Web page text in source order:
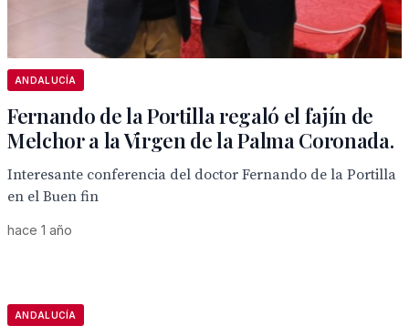
ANDALUCÍA
Fernando de la Portilla regaló el fajín de
Melchor a la Virgen de la Palma Coronada.
Interesante conferencia del doctor Fernando de la Portilla
en el Buen fin
hace 1 año
ANDALUCÍA